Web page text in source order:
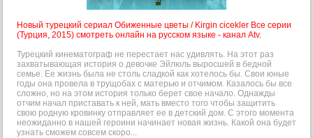
Новый турецкий сериал Обиженные цветы / Kirgin cicekler Все серии
(Турция, 2015) смотреть онлайн на русском языке - канал Atv.
Турецкий кинематограф не перестает нас удивлять. На этот раз
захватывающая история о девочке Эйлюль выросшей в бедной
семье. Ее жизнь была не столь сладкой как хотелось бы. Свои юные
годы она провела в трущобах с матерью и отчимом. Казалось бы все
сложно, но на этом история только берет свое начало. Однажды
отчим начал приставать к ней, мать вместо того чтобы защитить
свою родную кровинку отправляет ее в детский дом. С этого момента
неожиданно в нашей героини начинает новая жизнь. Какой она будет
узнать сможем совсем скоро...